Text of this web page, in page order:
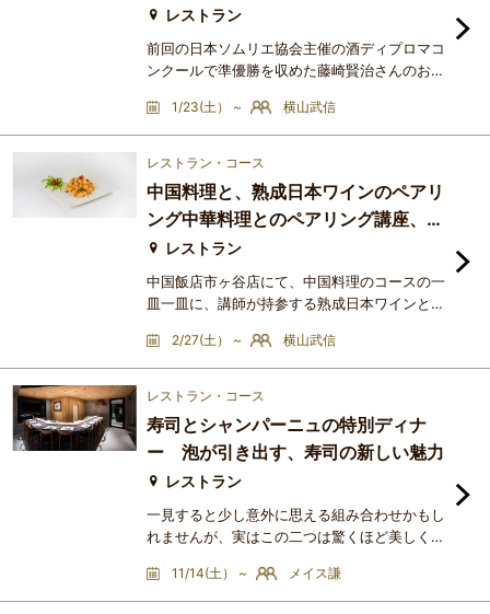
2018年4月に六本木に『colours』をオープン
リングも
レストラン
前回の日本ソムリエ協会主催の酒ディプロマコ
ンクールで準優勝を収めた藤崎賢治さんのお店
各皿に対して、横山講師厳選の熟成日本ワイン
がメインのペアリングを体験する講座を開催し
ます。ワインの方は、横山講師がこれまでペア
リングの授業でお話している、揚げ物には泡、
塩味の料理には白、醤油・たれ系の料理には旨
味ある赤のペアリングを和食系の料理で実際に
検証してもらいたいと思
1/23(土） ~ 横山武信
レストラン・コース
中国料理と、熟成日本ワインのペアリ
ング中華料理とのペアリング講座、復
活 レストラン
中国飯店市ヶ谷店にて、中国料理のコースの一
皿一皿に、講師が持参する熟成日本ワインとを
飯店系の店で開講した講座を新しい店で復活さ
せました。＜提供ワイン＞日本の泡、シャルド
ネ、ピノノワール、メルローを講師がセラーで
熟成したワインがメインです。＜講師からのメ
ッセージ＞講師がセラーで熟成させた日本ワイ
ンは、旨味があり、中華料理と非常に相性が良
いです。講師の説明に基
2/27(土） ~ 横山武信
レストラン・コース
寿司とシャンパーニュの特別ディナ
ー 泡が引き出す、寿司の新しい魅力
レストラン
一見すると少し意外に思える組み合わせかもし
れませんが、実はこの二つは驚くほど美しく寄
醤油やわさびの香り。そして、シャンパーニュ
が持つきめ細やかな泡、凛とした酸、ミネラル
11/14(土） ~ メイス謙